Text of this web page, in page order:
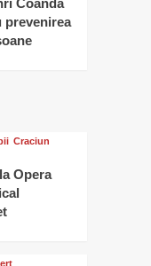
Coandă
prevenirea
Craciun
Opera